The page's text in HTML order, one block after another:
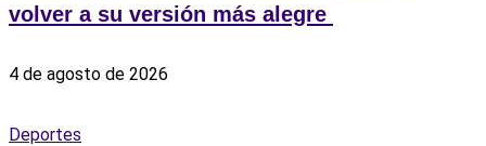
volver a su versión más alegre ‎
4 de agosto de 2026
Deportes